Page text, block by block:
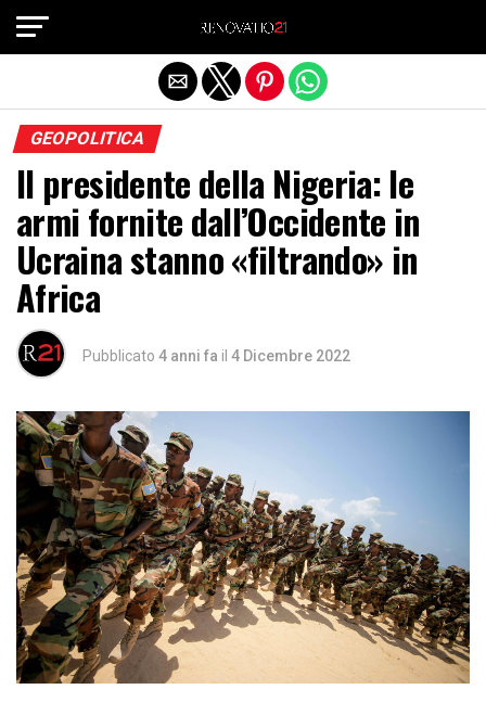
GEOPOLITICA
Il presidente della Nigeria: le
armi fornite dall’Occidente in
Ucraina stanno «filtrando» in
Africa
Pubblicato 4 anni fa il 4 Dicembre 2022
Exit mobile version